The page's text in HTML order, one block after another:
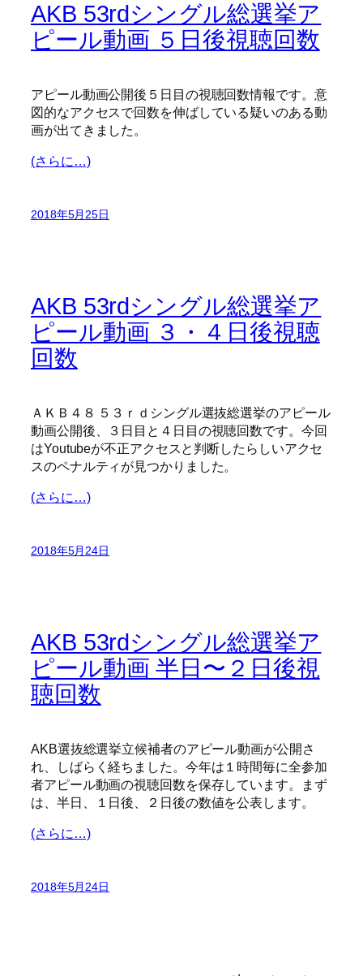
AKB 53rdシングル総選挙ア
ピール動画 ５日後視聴回数
アピール動画公開後５日目の視聴回数情報です。意
図的なアクセスで回数を伸ばしている疑いのある動
画が出てきました。
(さらに…)
2018年5月25日
AKB 53rdシングル総選挙ア
ピール動画 ３・４日後視聴
回数
ＡＫＢ４８ ５３ｒｄシングル選抜総選挙のアピール
動画公開後、３日目と４日目の視聴回数です。今回
はYoutubeが不正アクセスと判断したらしいアクセ
スのペナルティが見つかりました。
(さらに…)
2018年5月24日
AKB 53rdシングル総選挙ア
ピール動画 半日〜２日後視
聴回数
AKB選抜総選挙立候補者のアピール動画が公開さ
れ、しばらく経ちました。今年は１時間毎に全参加
者アピール動画の視聴回数を保存しています。まず
は、半日、１日後、２日後の数値を公表します。
(さらに…)
2018年5月24日